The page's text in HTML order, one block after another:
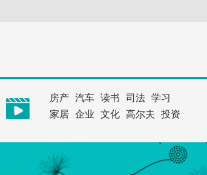
房产 汽车 读书 司法 学习
家居 企业 文化 高尔夫 投资